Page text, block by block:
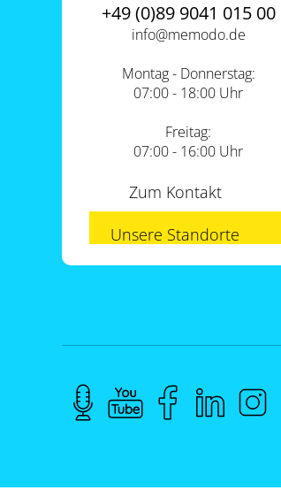
+49 (0)89 9041 015 00
info@memodo.de
Montag - Donnerstag:
07:00 - 18:00 Uhr
Freitag:
07:00 - 16:00 Uhr
Zum Kontakt
Unsere Standorte